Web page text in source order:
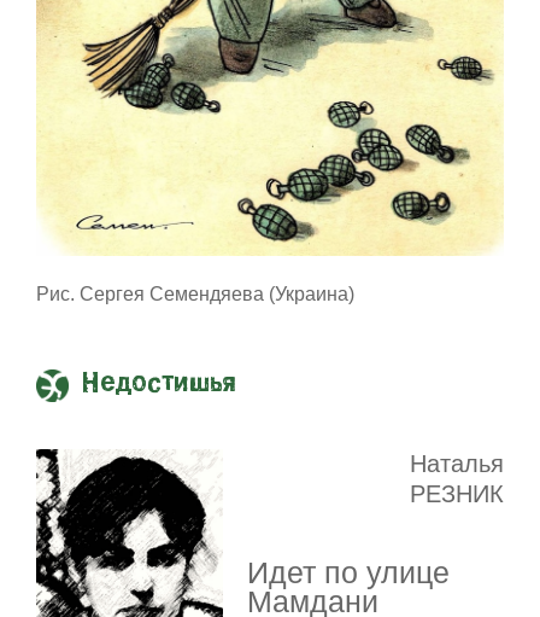
Рис. Сергея Семендяева (Украина)
Недостишья
Наталья
РЕЗНИК
Идет по улице
Мамдани